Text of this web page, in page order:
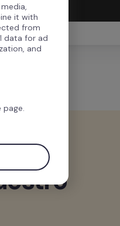
it with
from
data for ad
and